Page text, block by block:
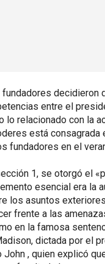
decidieron
entre el
lo relacionado con la
está consagrada
fundadores en el
1, se otorgó el
esencial era la
los asuntos
frente a las
en la famosa
dictada por el
John , quien explicó